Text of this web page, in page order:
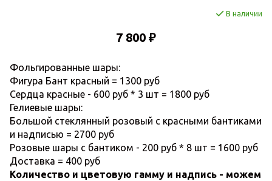
В наличии
7 800 ₽
Фольгированные шары:
Фигура Бант красный = 1300 руб
Сердца красные - 600 руб * 3 шт = 1800 руб
Гелиевые шары:
Большой стеклянный розовый с красными бантиками
и надписью = 2700 руб
Розовые шары с бантиком - 200 руб * 8 шт = 1600 руб
Доставка = 400 руб
Количество и цветовую гамму и надпись - можем